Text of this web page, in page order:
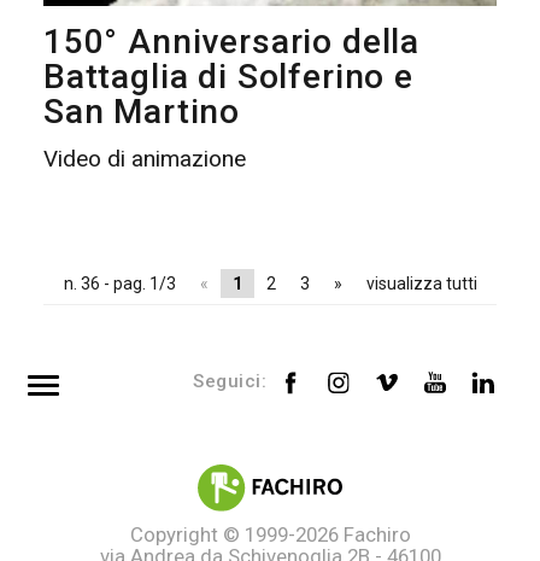
150° Anniversario della
Battaglia di Solferino e
San Martino
Video di animazione
n. 36 - pag. 1/3 « 1 2 3 » visualizza tutti
Seguici:
Site mapCopyright © 1999-2026Fachiro
via Andrea da Schivenoglia 2B - 46100